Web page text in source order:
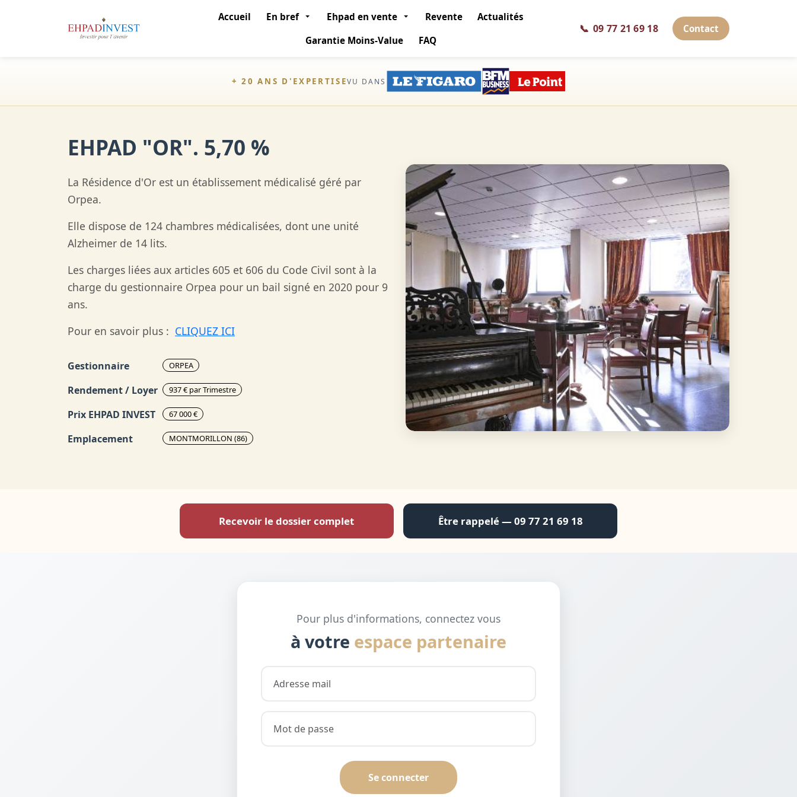
Accueil En bref Ehpad en vente Revente
Actualités
Garantie Moins-Value
FAQ
📞 09 77 21 69 18 Contact
+ 20 ANS D'EXPERTISEVU DANS
EHPAD "OR". 5,70 %
La Résidence d'Or est un établissement médicalisé géré par
Orpea.
Elle dispose de 124 chambres médicalisées, dont une unité
Alzheimer de 14 lits.
Les charges liées aux articles 605 et 606 du Code Civil sont à la
charge du gestionnaire Orpea pour un bail signé en 2020 pour 9
ans.
Pour en savoir plus : CLIQUEZ ICI
Gestionnaire ORPEA
Rendement / Loyer 937 € par Trimestre
Prix EHPAD INVEST 67 000 €
Emplacement MONTMORILLON (86)
Recevoir le dossier complet Être rappelé — 09 77 21 69 18
Pour plus d'informations, connectez vous
à votre espace partenaire
Se connecter